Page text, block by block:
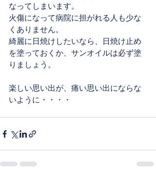
なってしまいます。
火傷になって病院に担がれる人も少な
くありません。
綺麗に日焼けしたいなら、日焼け止め
を塗っておくか、サンオイルは必ず塗
りましょう。
楽しい思い出が、痛い思い出にならな
いように・・・・